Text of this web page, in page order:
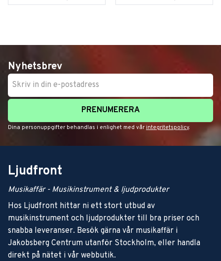
Nyhetsbrev
PRENUMERERA
Dina personuppgifter behandlas i enlighet med vår integritetspolicy.
Ljudfront
Musikaffär - Musikinstrument & ljudprodukter
Hos Ljudfront hittar ni ett stort utbud av
musikinstrument och ljudprodukter till bra priser och
snabba leveranser. Besök gärna vår musikaffär i
Jakobsberg Centrum utanför Stockholm, eller handla
direkt på nätet i vår webbutik.